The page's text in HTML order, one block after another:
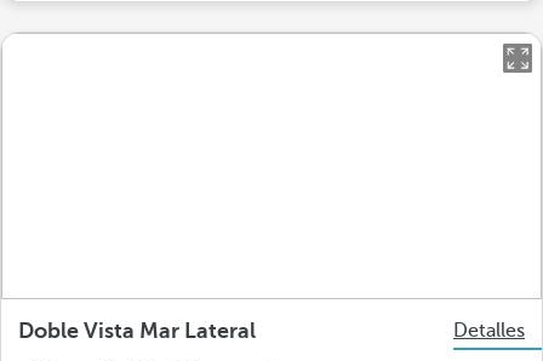
Doble Vista Mar Lateral
Detalles